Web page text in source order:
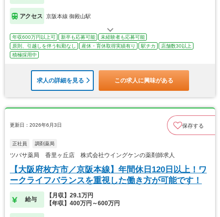
アクセス 京阪本線 御殿山駅
年収600万円以上可 新卒も応募可能
未経験者も応募可能
原則、引越しを伴う転勤なし
産休・育休取得実績有り 駅チカ
店舗数30以上
積極採用中
求人の詳細を見る この求人に興味がある
更新日：2026年6月3日 保存する
正社員 調剤薬局
ツバサ薬局 香里ヶ丘店 株式会社ウイングケンの薬剤師求人
【大阪府枚方市／京阪本線】年間休日120日以上！ワ
ークライフバランスを重視した働き方が可能です！
給与
【月収】29.1万円
【年収】400万円～600万円